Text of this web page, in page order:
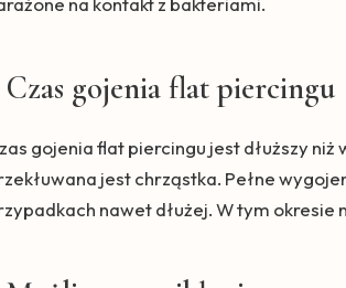
Czas gojenia flat piercingu
gojenia flat piercingu jest dłuższy
jest chrząstka. Pełne
nawet dłużej. W tym okresie